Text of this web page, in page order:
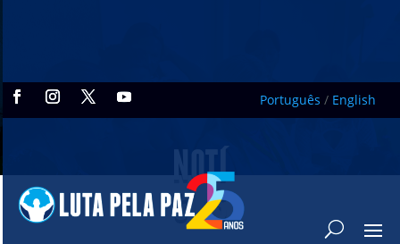
Português / English
NOTÍ
CIAS